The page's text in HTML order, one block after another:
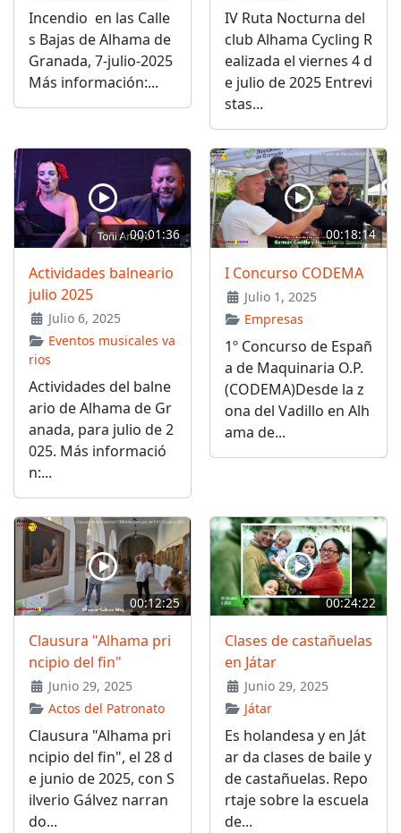
Incendio en las Calle
s Bajas de Alhama de
Granada, 7-julio-2025
Más información:...
IV Ruta Nocturna del
club Alhama Cycling R
ealizada el viernes 4 d
e julio de 2025 Entrevi
stas...
00:01:36
Actividades balneario
julio 2025
Julio 6, 2025
Eventos musicales va
rios
Actividades del balne
ario de Alhama de Gr
anada, para julio de 2
025. Más informació
n:...
00:18:14
I Concurso CODEMA
Julio 1, 2025
Empresas
1º Concurso de Españ
a de Maquinaria O.P.
(CODEMA)Desde la z
ona del Vadillo en Alh
ama de...
00:12:25
Clausura "Alhama pri
ncipio del fin"
Junio 29, 2025
Actos del Patronato
Clausura "Alhama pri
ncipio del fin", el 28 d
e junio de 2025, con S
ilverio Gálvez narran
do...
00:24:22
Clases de castañuelas
en Játar
Junio 29, 2025
Játar
Es holandesa y en Ját
ar da clases de baile y
de castañuelas. Repo
rtaje sobre la escuela
de...